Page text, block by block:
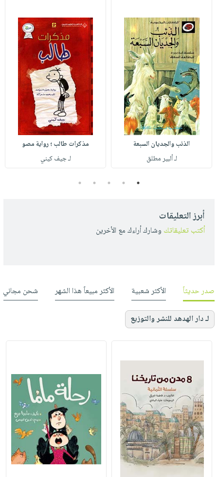
الذئب والجديان السبعة
لـ ألبير مطلق
مذكرات طالب ؛ رواية مصو
لـ جيف كيني
1
2
3
4
5
أبرز التعليقات
أكتب تعليقاتك وشارك أراءك مع الأخرين
صدر حديثاً الأكثر شعبية الأكثر مبيعاً هذا الشهر شحن مجاني
لـ دار الهدهد للنشر والتوزيع